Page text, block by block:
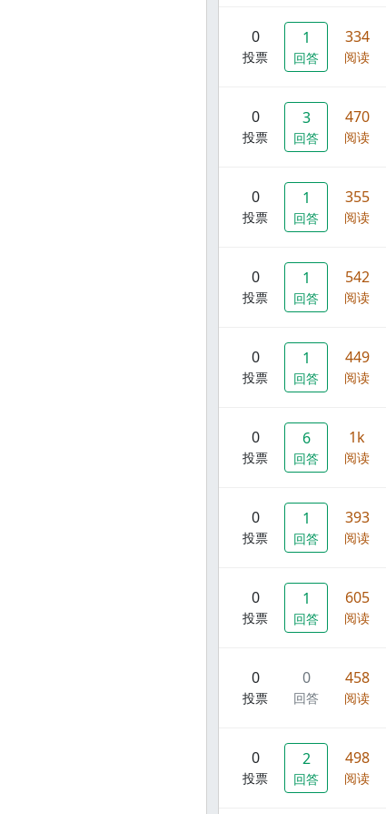
0
投票
1
回答
334
阅读
0
投票
3
回答
470
阅读
0
投票
1
回答
355
阅读
0
投票
1
回答
542
阅读
0
投票
1
回答
449
阅读
0
投票
6
回答
1k
阅读
0
投票
1
回答
393
阅读
0
投票
1
回答
605
阅读
0
投票
0
回答
458
阅读
0
投票
2
回答
498
阅读